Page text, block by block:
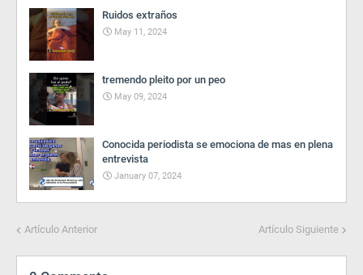
Ruidos extraños
May 11, 2024
tremendo pleito por un peo
May 09, 2024
Conocida periodista se emociona de mas en plena
entrevista
January 07, 2024
Artículo Anterior Artículo Siguiente